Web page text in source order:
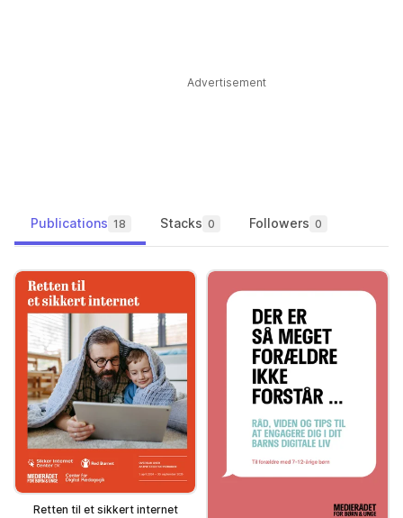
Advertisement
Publications 18 Stacks 0 Followers 0
Retten til et sikkert internet